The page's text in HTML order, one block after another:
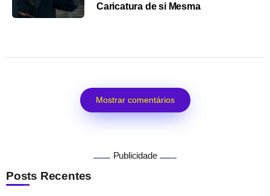
Caricatura de si Mesma
Mostrar comentários
Publicidade
Posts Recentes